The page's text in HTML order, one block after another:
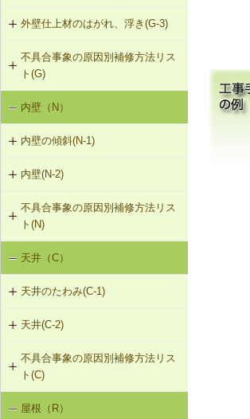
F-1-209 大引きの補修
F-1-503 束石の再設置
する補強
G-1-202 耐力壁の壁量増加による補
強
G-1-203 外壁の建て入れ不良是正
を補強①
G-1-205 集中荷重でたわんだたて枠
G-1-206 断面欠損等によりたわんだ
G-2-201 モルタル塗替え（下張材込
み）
G-2-202 モルタル塗替え
G-2-501 ひび割れ改修工法（外壁
部）
部）
外壁仕上材のはがれ、浮き(G-3)
G-3-201 サイディングの張替え
G-3-501 サイディングのひび割れの
補修
不具合事象の原因別補修方法リス
ト(G)
外壁の傾斜（G-1）
外壁のひび割れ・欠損（G-2）
外壁仕上材のはがれ、浮き（G-3）
内壁（N）
内壁の傾斜(N-1)
N-1-001 下地材・仕上材の取替え
（内壁部）
内壁(N-2)
N-2-001 仕上材の張替え（内壁部）
不具合事象の原因別補修方法リス
ト(N)
内壁の傾斜（N-1）
天井（C）
天井のたわみ(C-1)
C-1-201 天井根太の補強
天井(C-2)
C-2-001 天井仕上材の張替え
不具合事象の原因別補修方法リス
ト(C)
天井のたわみ（C-1）
屋根（R）